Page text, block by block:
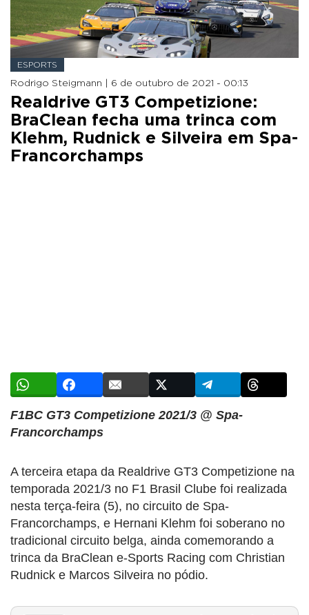
ESPORTS
Rodrigo Steigmann | 6 de outubro de 2021 - 00:13
Realdrive GT3 Competizione:
BraClean fecha uma trinca com
Klehm, Rudnick e Silveira em Spa-
Francorchamps
F1BC GT3 Competizione 2021/3 @ Spa-
Francorchamps
A terceira etapa da Realdrive GT3 Competizione na
temporada 2021/3 no F1 Brasil Clube foi realizada
nesta terça-feira (5), no circuito de Spa-
Francorchamps, e Hernani Klehm foi soberano no
tradicional circuito belga, ainda comemorando a
trinca da BraClean e-Sports Racing com Christian
Rudnick e Marcos Silveira no pódio.